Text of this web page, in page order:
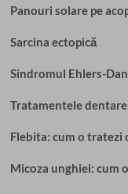
Panouri solare pe
Sarcina ectopică
Sindromul Ehlers-
Tratamentele
Flebita: cum o tratezi
Micoza unghiei: cum